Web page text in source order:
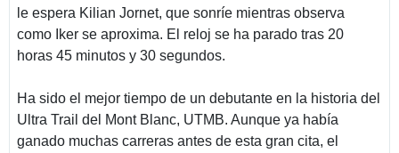
le espera Kilian Jornet, que sonríe mientras observa
como Iker se aproxima. El reloj se ha parado tras 20
horas 45 minutos y 30 segundos.
Ha sido el mejor tiempo de un debutante en la historia del
Ultra Trail del Mont Blanc, UTMB. Aunque ya había
ganado muchas carreras antes de esta gran cita, el